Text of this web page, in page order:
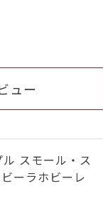
ュー
スモール・ス
ーラホビーレ